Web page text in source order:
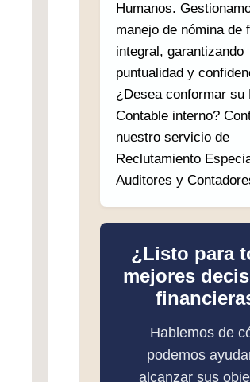
Humanos.
manejo de nómina de
integral, garantizando
puntualidad y
¿Desea conformar su
Contable interno?
nuestro servicio de
Reclutamiento
Auditores y
¿Listo para
mejores
Hablemos de
podemos
alcanzar sus